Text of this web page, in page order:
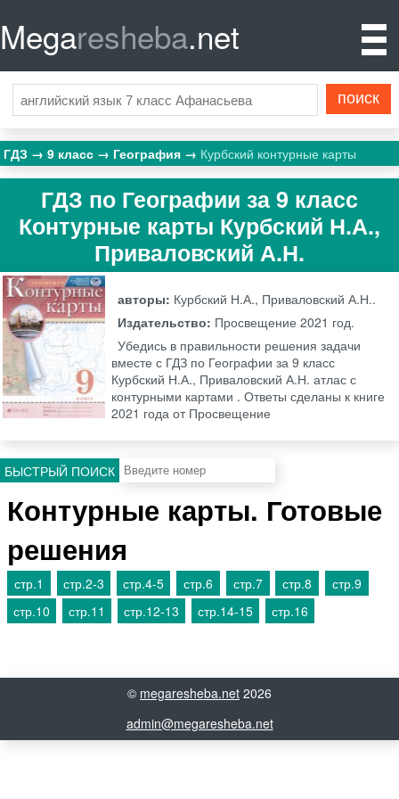
Megaresheba.net
ГДЗ 9 класс География Курбский контурные карты
ГДЗ по Географии за 9 класс
Контурные карты Курбский Н.А.,
Приваловский А.Н.
авторы: Курбский Н.А., Приваловский А.Н..
Издательство: Просвещение 2021 год.
Убедись в правильности решения задачи
вместе с ГДЗ по Географии за 9 класс
Курбский Н.А., Приваловский А.Н. атлас с
контурными картами . Ответы сделаны к книге
2021 года от Просвещение
БЫСТРЫЙ ПОИСК
Контурные карты. Готовые
решения
стр.1 стр.2-3 стр.4-5 стр.6 стр.7 стр.8
стр.9
стр.10
стр.11 стр.12-13 стр.14-15 стр.16
© megaresheba.net 2026
admin@megaresheba.net